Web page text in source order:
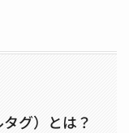
グ）とは？